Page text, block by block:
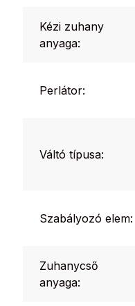
Kézi zuhany
anyaga:
Perlátor:
Váltó típusa:
Szabályozó elem:
Zuhanycső
anyaga: